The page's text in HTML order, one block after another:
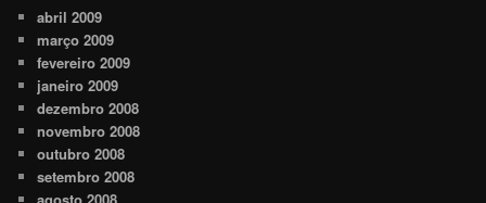
abril 2009
março 2009
fevereiro 2009
janeiro 2009
dezembro 2008
novembro 2008
outubro 2008
setembro 2008